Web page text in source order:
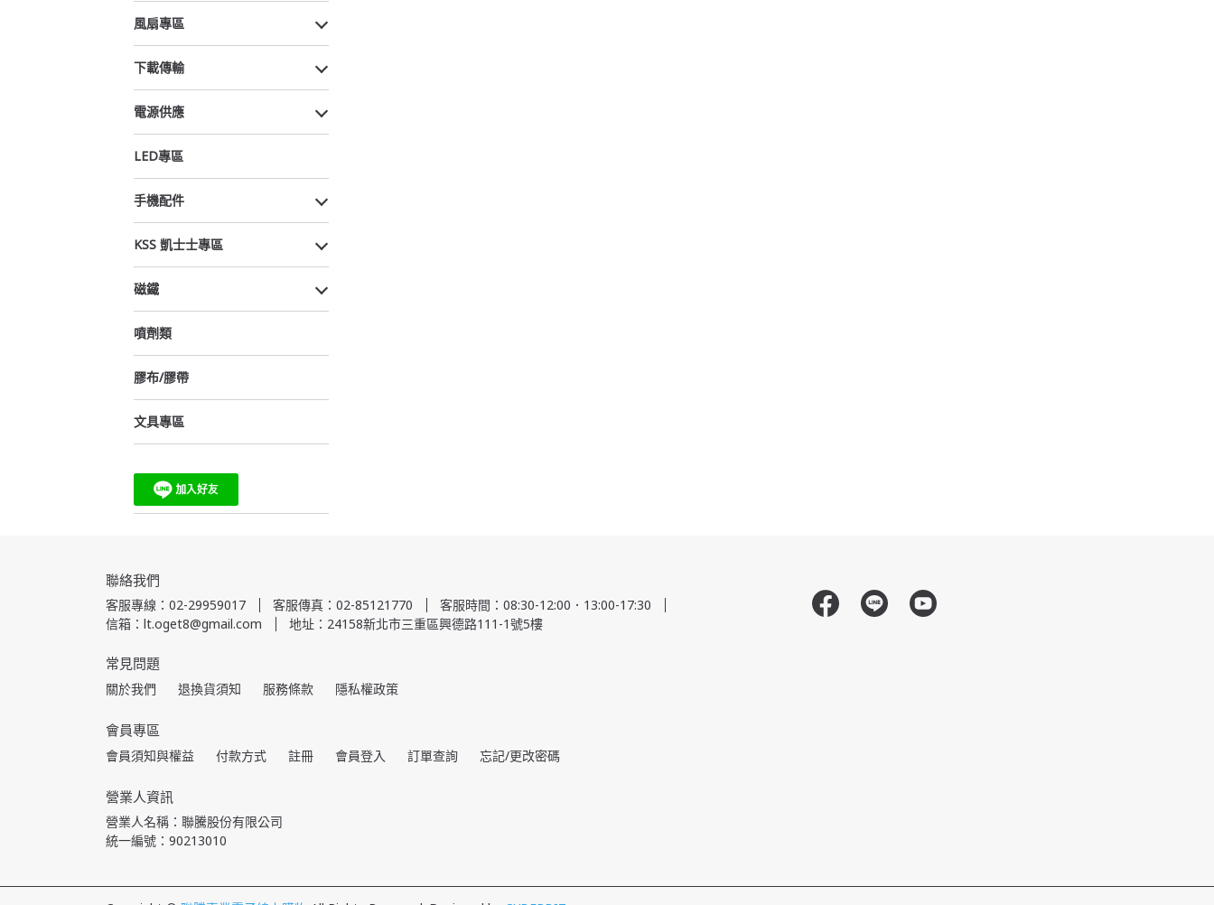
風扇專區
下載傳輸
電源供應
LED專區
手機配件
KSS 凱士士專區
磁鐵
噴劑類
膠布/膠帶
文具專區
聯絡我們
客服專線：02-29959017 客服傳真：02-85121770
客服時間：08:30-12:00．13:00-17:30
信箱：lt.oget8@gmail.com
地址：24158新北市三重區興德路111-1號5樓
常見問題
關於我們 退換貨須知 服務條款 隱私權政策
會員專區
會員須知與權益 付款方式 註冊 會員登入 訂單查詢 忘記/更改密碼
營業人資訊
營業人名稱：聯騰股份有限公司
統一編號：90213010